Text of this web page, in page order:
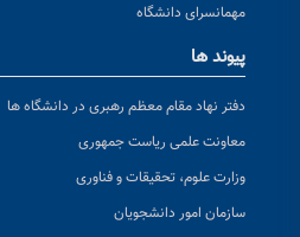
مهمانسرای دانشگاه
پیوند ها
دفتر نهاد مقام معظم رهبری در دانشگاه ها
معاونت علمی ریاست جمهوری
وزارت علوم، تحقیقات و فناوری
سازمان امور دانشجویان